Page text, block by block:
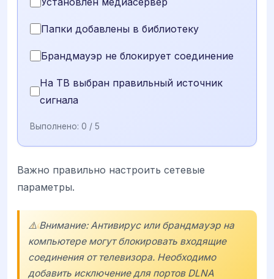
Папки добавлены в библиотеку
Брандмауэр не блокирует соединение
На ТВ выбран правильный источник
сигнала
Выполнено: 0 / 5
Важно правильно настроить сетевые
параметры.
⚠️ Внимание: Антивирус или брандмауэр на
компьютере могут блокировать входящие
соединения от телевизора. Необходимо
добавить исключение для портов DLNA